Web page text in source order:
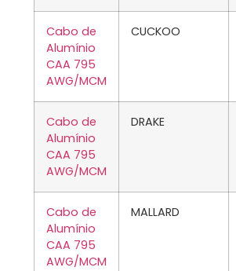
Cabo de
Alumínio
CAA 795
AWG/MCM
CUCKOO
Cabo de
Alumínio
CAA 795
AWG/MCM
DRAKE
Cabo de
Alumínio
CAA 795
AWG/MCM
MALLARD